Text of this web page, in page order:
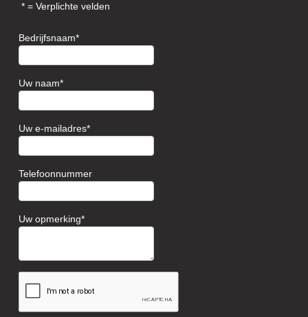
= Verplichte velden
Bedrijfsnaam
Uw naam
Uw e-mailadres
Telefoonnummer
Uw opmerking